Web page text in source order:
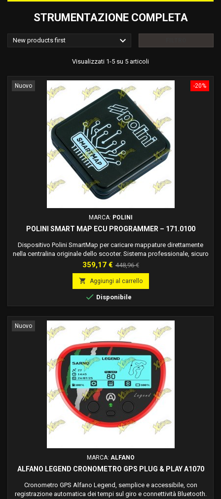
STRUMENTAZIONE COMPLETA
New products first 
Visualizzati 1-5 su 5 articoli
-20%
Nuovo
MARCA: POLINI
POLINI SMART MAP ECU PROGRAMMER – 171.0100
Dispositivo Polini SmartMap per caricare mappature direttamente
nella centralina originale dello scooter. Sistema professionale, sicuro
e reversibile. Codice 171.0100.
Prezzo
359,17 € Prezzo
base
448,96 €
 Aggiungi al carrello
 Disponibile
Nuovo
MARCA: ALFANO
ALFANO LEGEND CRONOMETRO GPS PLUG & PLAY A1070
Cronometro GPS Alfano Legend, semplice e accessibile, con
registrazione automatica dei tempi sul giro e connettività Bluetooth.